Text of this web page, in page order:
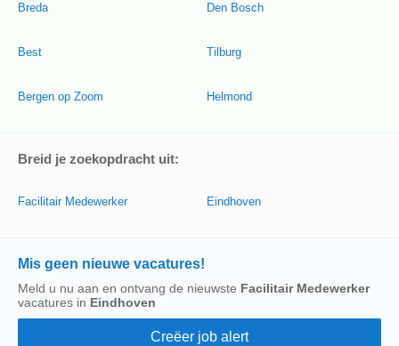
Breda
Best
Bergen op Zoom
Den Bosch
Tilburg
Helmond
Breid je zoekopdracht uit:
Facilitair Medewerker Eindhoven
Mis geen nieuwe vacatures!
Meld u nu aan en ontvang de nieuwste Facilitair Medewerker
vacatures in Eindhoven